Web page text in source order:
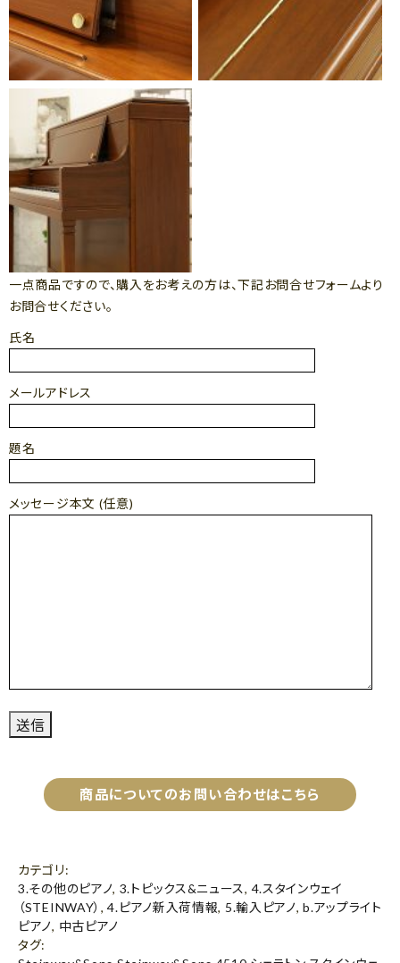
一点商品ですので、購入をお考えの方は、下記お問合せフォームより
お問合せください。
氏名
メールアドレス
題名
メッセージ本文 (任意)
商品についてのお問い合わせはこちら
カテゴリ:
3.その他のピアノ, 3.トピックス&ニュース, 4.スタインウェイ
（STEINWAY） ,4.ピアノ新入荷情報, 5.輸入ピアノ,b.アップライト
ピアノ, 中古ピアノ
タグ: